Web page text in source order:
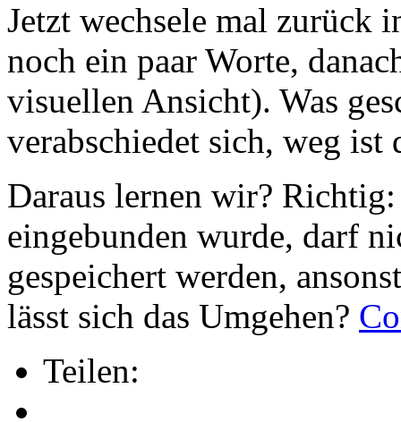
Jetzt wechsele mal zurück
noch ein paar Worte,
visuellen Ansicht). Was
verabschiedet sich, weg ist
Daraus lernen wir?
eingebunden wurde, darf
gespeichert werden,
lässt sich das Umgehen?
Teilen: